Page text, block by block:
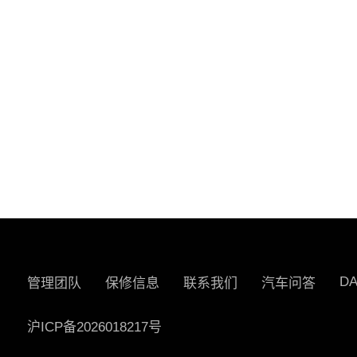
管理团队 保修信息 联系我们 汽车问答
沪ICP备2026018217号